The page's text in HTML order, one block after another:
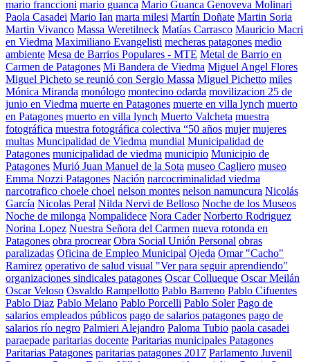
mario franccioni mario guanca Mario Guanca Genoveva Molinari
Paola Casadei Mario Ian marta milesi Martín Doñate Martin Soria
Martin Vivanco Massa Weretilneck Matías Carrasco Mauricio Macri
en Viedma Maximiliano Evangelisti mecheras patagones medio
ambiente Mesa de Barrios Populares - MTE Metal de Barrio en
Carmen de Patagones Mi Bandera de Viedma Miguel Angel Flores
Miguel Picheto se reunió con Sergio Massa Miguel Pichetto miles
Mónica Miranda monólogo montecino odarda movilizacion 25 de
junio en Viedma muerte en Patagones muerte en villa lynch muerto
en Patagones muerto en villa lynch Muerto Valcheta muestra
fotográfica muestra fotográfica colectiva “50 años mujer mujeres
multas Muncipalidad de Viedma mundial Municipalidad de
Patagones municipalidad de viedma municipio Municipio de
Patagones Murió Juan Manuel de la Sota museo Cagliero museo
Emma Nozzi Patagones Nación narcocriminalidad viedma
narcotrafico choele choel nelson montes nelson namuncura Nicolás
García Nicolas Peral Nilda Nervi de Belloso Noche de los Museos
Noche de milonga Nompalidece Nora Cader Norberto Rodriguez
Norina Lopez Nuestra Señora del Carmen nueva rotonda en
Patagones obra procrear Obra Social Unión Personal obras
paralizadas Oficina de Empleo Municipal Ojeda Omar "Cacho"
Ramirez operativo de salud visual "Ver para seguir aprendiendo"
organizaciones sindicales patagones Oscar Collueque Oscar Meilán
Oscar Veloso Osvaldo Rampellotto Pablo Barreno Pablo Cifuentes
Pablo Diaz Pablo Melano Pablo Porcelli Pablo Soler Pago de
salarios empleados públicos pago de salarios patagones pago de
salarios río negro Palmieri Alejandro Paloma Tubio paola casadei
paraepade paritarias docente Paritarias municipales Patagones
Paritarias Patagones paritarias patagones 2017 Parlamento Juvenil